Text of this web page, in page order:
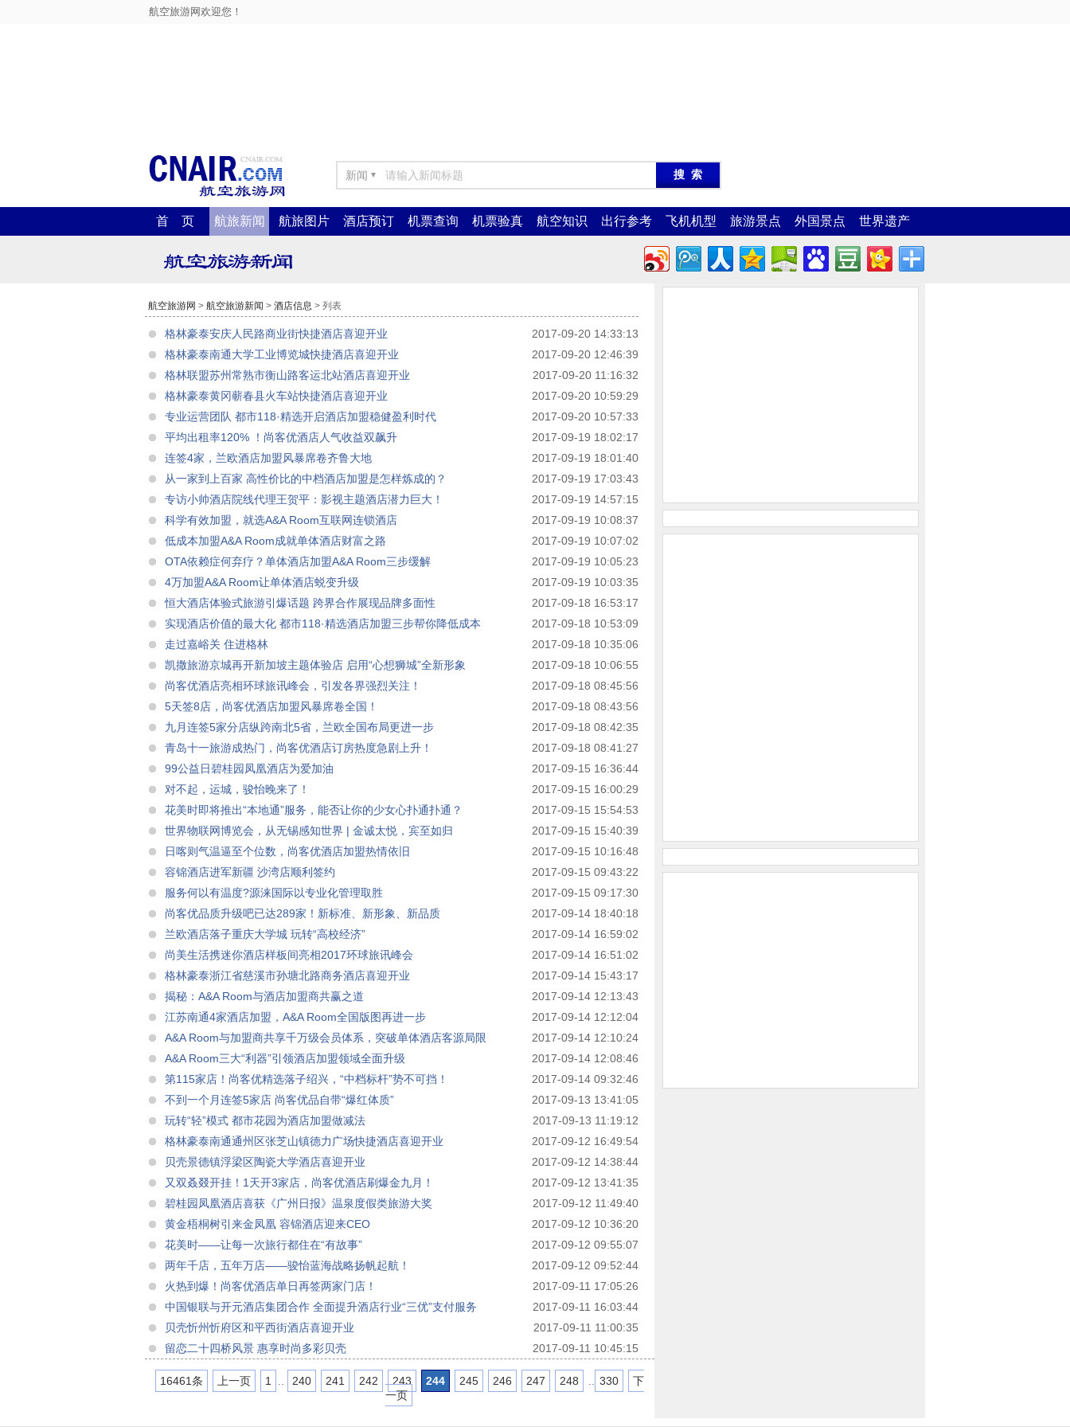
航空旅游网欢迎您！
新闻 ▼
首 页 航旅新闻 航旅图片 酒店预订 机票查询 机票验真 航空知识 出行参考 飞机机型 旅游景点 外国景点 世界遗产
航空旅游网 > 航空旅游新闻 > 酒店信息 > 列表
格林豪泰安庆人民路商业街快捷酒店喜迎开业
2017-09-20 14:33:13
格林豪泰南通大学工业博览城快捷酒店喜迎开业
2017-09-20 12:46:39
格林联盟苏州常熟市衡山路客运北站酒店喜迎开业
2017-09-20 11:16:32
格林豪泰黄冈蕲春县火车站快捷酒店喜迎开业
2017-09-20 10:59:29
专业运营团队 都市118·精选开启酒店加盟稳健盈利时代
2017-09-20 10:57:33
平均出租率120% ！尚客优酒店人气收益双飙升
2017-09-19 18:02:17
连签4家，兰欧酒店加盟风暴席卷齐鲁大地
2017-09-19 18:01:40
从一家到上百家 高性价比的中档酒店加盟是怎样炼成的？
2017-09-19 17:03:43
专访小帅酒店院线代理王贺平：影视主题酒店潜力巨大！
2017-09-19 14:57:15
科学有效加盟，就选A&A Room互联网连锁酒店
2017-09-19 10:08:37
低成本加盟A&A Room成就单体酒店财富之路
2017-09-19 10:07:02
OTA依赖症何弃疗？单体酒店加盟A&A Room三步缓解
2017-09-19 10:05:23
4万加盟A&A Room让单体酒店蜕变升级
2017-09-19 10:03:35
恒大酒店体验式旅游引爆话题 跨界合作展现品牌多面性
2017-09-18 16:53:17
实现酒店价值的最大化 都市118·精选酒店加盟三步帮你降低成本
2017-09-18 10:53:09
走过嘉峪关 住进格林
2017-09-18 10:35:06
凯撒旅游京城再开新加坡主题体验店 启用“心想狮城”全新形象
2017-09-18 10:06:55
尚客优酒店亮相环球旅讯峰会，引发各界强烈关注！
2017-09-18 08:45:56
5天签8店，尚客优酒店加盟风暴席卷全国！
2017-09-18 08:43:56
九月连签5家分店纵跨南北5省，兰欧全国布局更进一步
2017-09-18 08:42:35
青岛十一旅游成热门，尚客优酒店订房热度急剧上升！
2017-09-18 08:41:27
99公益日碧桂园凤凰酒店为爱加油
2017-09-15 16:36:44
对不起，运城，骏怡晚来了！
2017-09-15 16:00:29
花美时即将推出“本地通”服务，能否让你的少女心扑通扑通？
2017-09-15 15:54:53
世界物联网博览会，从无锡感知世界 | 金诚太悦，宾至如归
2017-09-15 15:40:39
日喀则气温逼至个位数，尚客优酒店加盟热情依旧
2017-09-15 10:16:48
容锦酒店进军新疆 沙湾店顺利签约
2017-09-15 09:43:22
服务何以有温度?源涞国际以专业化管理取胜
2017-09-15 09:17:30
尚客优品质升级吧已达289家！新标准、新形象、新品质
2017-09-14 18:40:18
兰欧酒店落子重庆大学城 玩转“高校经济”
2017-09-14 16:59:02
尚美生活携迷你酒店样板间亮相2017环球旅讯峰会
2017-09-14 16:51:02
格林豪泰浙江省慈溪市孙塘北路商务酒店喜迎开业
2017-09-14 15:43:17
揭秘：A&A Room与酒店加盟商共赢之道
2017-09-14 12:13:43
江苏南通4家酒店加盟，A&A Room全国版图再进一步
2017-09-14 12:12:04
A&A Room与加盟商共享千万级会员体系，突破单体酒店客源局限
2017-09-14 12:10:24
A&A Room三大“利器”引领酒店加盟领域全面升级
2017-09-14 12:08:46
第115家店！尚客优精选落子绍兴，“中档标杆”势不可挡！
2017-09-14 09:32:46
不到一个月连签5家店 尚客优品自带“爆红体质”
2017-09-13 13:41:05
玩转“轻”模式 都市花园为酒店加盟做减法
2017-09-13 11:19:12
格林豪泰南通通州区张芝山镇德力广场快捷酒店喜迎开业
2017-09-12 16:49:54
贝壳景德镇浮梁区陶瓷大学酒店喜迎开业
2017-09-12 14:38:44
又双叒叕开挂！1天开3家店，尚客优酒店刷爆金九月！
2017-09-12 13:41:35
碧桂园凤凰酒店喜获《广州日报》温泉度假类旅游大奖
2017-09-12 11:49:40
黄金梧桐树引来金凤凰 容锦酒店迎来CEO
2017-09-12 10:36:20
花美时——让每一次旅行都住在“有故事”
2017-09-12 09:55:07
两年千店，五年万店——骏怡蓝海战略扬帆起航！
2017-09-12 09:52:44
火热到爆！尚客优酒店单日再签两家门店！
2017-09-11 17:05:26
中国银联与开元酒店集团合作 全面提升酒店行业“三优”支付服务
2017-09-11 16:03:44
贝壳忻州忻府区和平西街酒店喜迎开业
2017-09-11 11:00:35
留恋二十四桥风景 惠享时尚多彩贝壳
2017-09-11 10:45:15
16461条 上一页 1 240 241 242 243 244 245 246 247 248 330
下
一页